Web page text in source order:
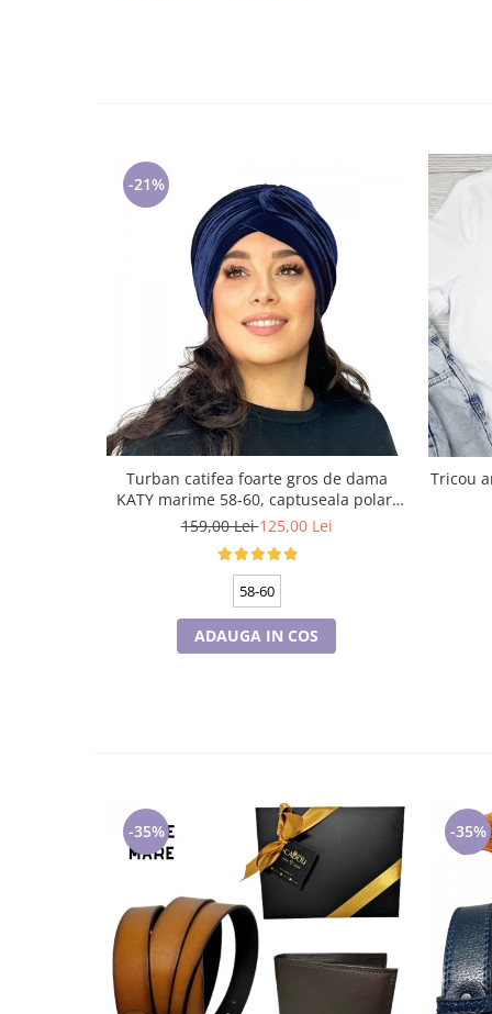
-21%
Turban catifea foarte gros de dama
KATY marime 58-60, captuseala polar,
culoare bleomarin
159,00 Lei125,00 Lei
58-60
ADAUGA IN COS
Tricou aniversar
-35% -35%